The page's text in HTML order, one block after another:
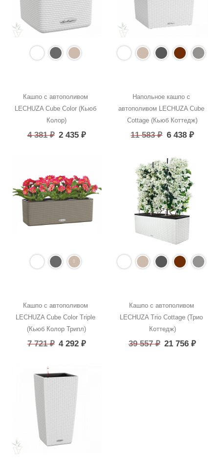
Кашпо с автополивом
LECHUZA Cube Color (Кьюб
Колор)
4 381₽ 2 435₽
Напольное кашпо с
автополивом LECHUZA Cube
Cottage (Кьюб Коттедж)
11 583₽ 6 438 ₽
Кашпо с автополивом
LECHUZA Cube Color Triple
(Кьюб Колор Трипл)
7 721₽ 4 292₽
Кашпо с автополивом
LECHUZA Trio Cottage (Трио
Коттедж)
39 557₽ 21 756₽